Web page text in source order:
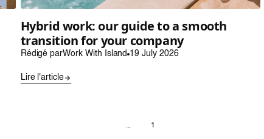
Hybrid work: our guide to a smooth
transition for your company
Rédigé parWork With Island 19 July 2026
Lire l'article
... 1